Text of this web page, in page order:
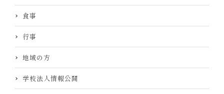
食事
行事
地域の方
学校法人情報公開